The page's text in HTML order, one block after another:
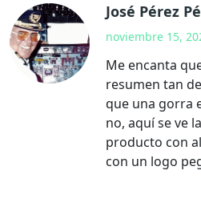
José Pérez
noviembre 15,
Me encanta
resumen tan
que una gorra
no, aquí se ve
producto con
con un logo